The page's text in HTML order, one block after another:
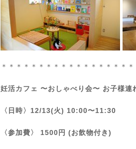
＊＊＊＊＊＊＊＊＊＊＊＊＊＊＊＊＊＊
妊活カフェ 〜おしゃべり会〜 お子様連
〈日時〉12/13(火) 10:00〜11:30
〈参加費〉 1500円 (お飲物付き)